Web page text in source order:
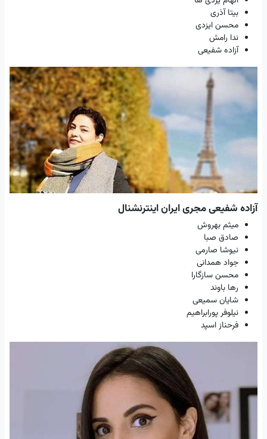
بیتا آذری
محسن ایزدی
ندا رامش
آزاده شفیعی
آزاده شفیعی مجری ایران اینترنشنال
میثم بهروش
صادق صبا
نیوشا صارمی
جواد همدانی
محسن سازگارا
رها باوند
شایان سمیعی
نیلوفر پورابراهیم
فرحناز اسپد